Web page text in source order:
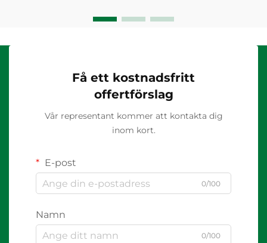
Få ett kostnadsfritt
offertförslag
Vår representant kommer att kontakta dig
inom kort.
E-post
0/100
Namn
0/100